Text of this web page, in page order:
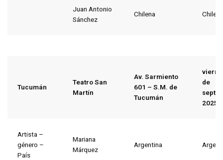
Juan Antonio
Sánchez
Chilena Chile
Tucumán
Teatro San
Martín
Av. Sarmiento
601 – S.M. de
Tucumán
de
2025
Artista –
género –
País
Mariana
Márquez
Argentina